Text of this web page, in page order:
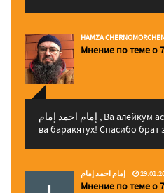
HAMZA
Мнение по теме о
إمام احمد إمام , Ва алейкум ассалам ва рахматуЛлахи
ва баракятух! Спасибо брат
إمام احمد إمام
Мнение по теме о